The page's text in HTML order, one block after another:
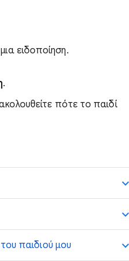
ειδοποίηση.
.
πότε το παιδί
παιδιού μου